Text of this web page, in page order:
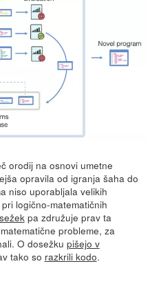
orodij na osnovi umetne
opravila od igranja šaha do
niso uporabljala velikih
logično-matematičnih
pa združuje prav ta
probleme, za
O dosežku pišejo v
tako so razkrili kodo.